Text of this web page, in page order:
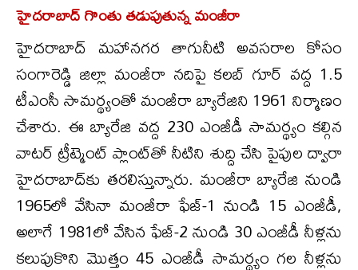
హైదరాబాద్‌ గొంతు తడుపుతున్న మంజీరా
హైదరాబాద్ మహానగర తాగునీటి అవసరాల కోసం
సంగారెడ్డి జిల్లా మంజీరా నదిపై కలబ్ గూర్ వద్ద 1.5
టీఎంసీ సామర్థ్యంతో మంజీరా బ్యారేజిని 1961 నిర్మాణం
చేశారు. ఈ బ్యారేజి వద్ద 230 ఎంజీడీ సామర్థ్యం కల్గిన
వాటర్ ట్రీట్మెంట్ ప్లాంట్‌తో నీటిని శుద్ది చేసి పైపుల ద్వారా
హైదరాబాద్‌కు తరలిస్తున్నారు. మంజీరా బ్యారేజి నుండి
1965లో వేసినా మంజీరా ఫేజ్-1 నుండి 15 ఎంజీడీ,
అలాగే 1981లో వేసిన ఫేజ్-2 నుండి 30 ఎంజీడీ నీళ్లను
క‌లుపుకొని మొత్తం 45 ఎంజీడీ సామర్థ్యం గల నీళ్లను